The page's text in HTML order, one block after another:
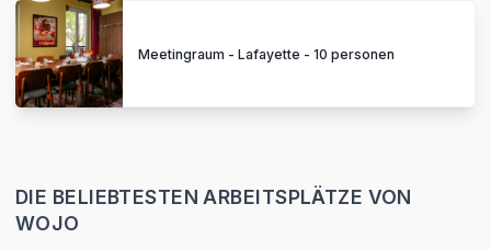
Meetingraum - Lafayette - 10 personen
DIE BELIEBTESTEN ARBEITSPLÄTZE VON
WOJO